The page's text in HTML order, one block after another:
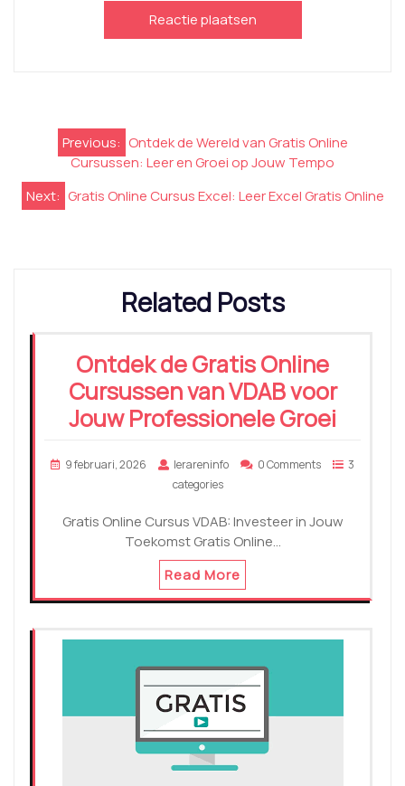
Berichtnavigatie
Previous: Ontdek de Wereld van Gratis Online
Cursussen: Leer en Groei op Jouw Tempo
Next: Gratis Online Cursus Excel: Leer Excel Gratis Online
Related Posts
Ontdek de Gratis Online
Cursussen van VDAB voor
Jouw Professionele Groei
9 februari, 2026 lerareninfo 0 Comments
3
categories
Gratis Online Cursus VDAB: Investeer in Jouw
Toekomst Gratis Online…
Read More